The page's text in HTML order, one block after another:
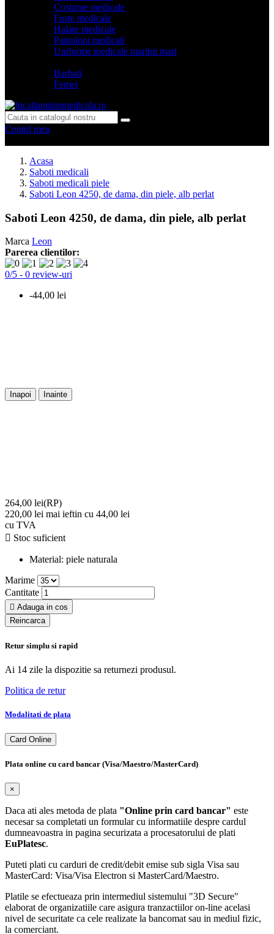
Costume medicale
Fuste medicale
Halate medicale
Pantaloni medicali
Uniforme medicale marimi mari
Barbati
Femei
Contul meu
Acasa
Saboti medicali
Saboti medicali piele
Saboti Leon 4250, de dama, din piele, alb perlat
Saboti Leon 4250, de dama, din piele, alb perlat
Marca Leon
Parerea clientilor:
0/5 - 0 review-uri
-44,00 lei
Inapoi Inainte
264,00 lei(RP)
220,00 lei mai ieftin cu 44,00 lei
cu TVA
 Stoc suficient
Material: piele naturala
Marime
Cantitate
 Adauga in cos
Retur simplu si rapid
Ai 14 zile la dispozitie sa returnezi produsul.
Politica de retur
Modalitati de plata
Card Online
Plata online cu card bancar (Visa/Maestro/MasterCard)
×
Daca ati ales metoda de plata "Online prin card bancar" este
necesar sa completati un formular cu informatiile despre cardul
dumneavoastra in pagina securizata a procesatorului de plati
EuPlatesc.
Puteti plati cu carduri de credit/debit emise sub sigla Visa sau
MasterCard: Visa/Visa Electron si MasterCard/Maestro.
Platile se efectueaza prin intermediul sistemului "3D Secure"
elaborat de organizatiile care asigura tranzactiilor on-line acelasi
nivel de securitate ca cele realizate la bancomat sau in mediul fizic,
la comerciant.